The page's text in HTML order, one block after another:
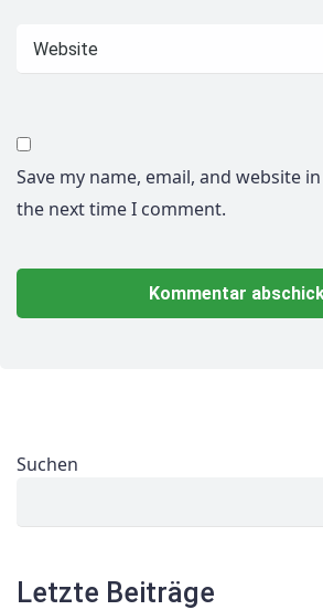
Save my name, email, and website
the next time I comment.
Suchen
Letzte Beiträge